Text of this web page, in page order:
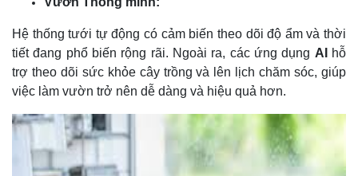
Hệ thống tưới tự động có cảm biến theo dõi độ ẩm và thời
tiết đang phổ biến rộng rãi. Ngoài ra, các ứng dụng AI
hỗ
trợ theo dõi sức khỏe cây trồng và lên lịch chăm sóc, giúp
việc làm vườn trở nên dễ dàng và hiệu quả hơn.